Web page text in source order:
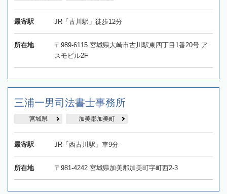
最寄駅 JR「古川駅」徒歩12分
所在地
〒989-6115 宮城県大崎市古川駅東四丁目1番20号 ア
スモビル2F
三浦一男司法書士事務所
宮城県 加美郡加美町
最寄駅 JR「西古川駅」車9分
所在地 〒981-4242 宮城県加美郡加美町字町西2-3